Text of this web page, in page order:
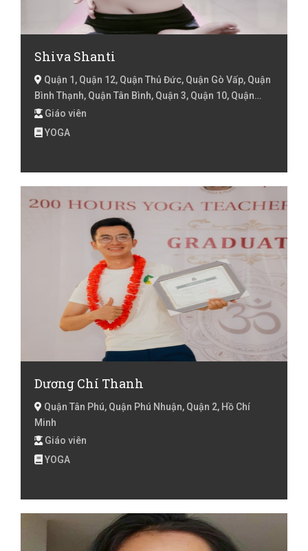
Shiva Shanti
Quận 1, Quận 12, Quận Thủ Đức, Quận Gò Vấp, Quận
Bình Thạnh, Quận Tân Bình, Quận 3, Quận 10, Quận
Bình Tân, Huyện Hóc Môn, Hồ Chí Minh
Giáo viên
YOGA
Dương Chí Thanh
Quận Tân Phú, Quận Phú Nhuận, Quận 2, Hồ Chí
Minh
Giáo viên
YOGA